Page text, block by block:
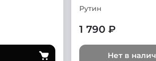
Рутин
1 790 ₽
Нет в